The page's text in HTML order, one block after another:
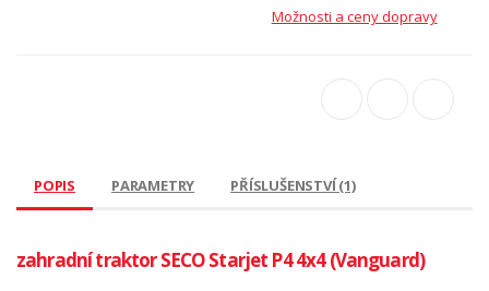
Možnosti a ceny dopravy
POPIS PARAMETRY PŘÍSLUŠENSTVÍ (1)
zahradní traktor SECO Starjet P4 4x4 (Vanguard)